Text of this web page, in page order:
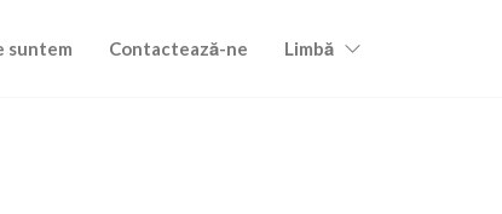
suntem Contactează-ne Limbă